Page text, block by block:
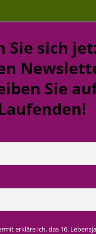
drag-queen-
Sie sich
Sie
erkläre ich, das 16.